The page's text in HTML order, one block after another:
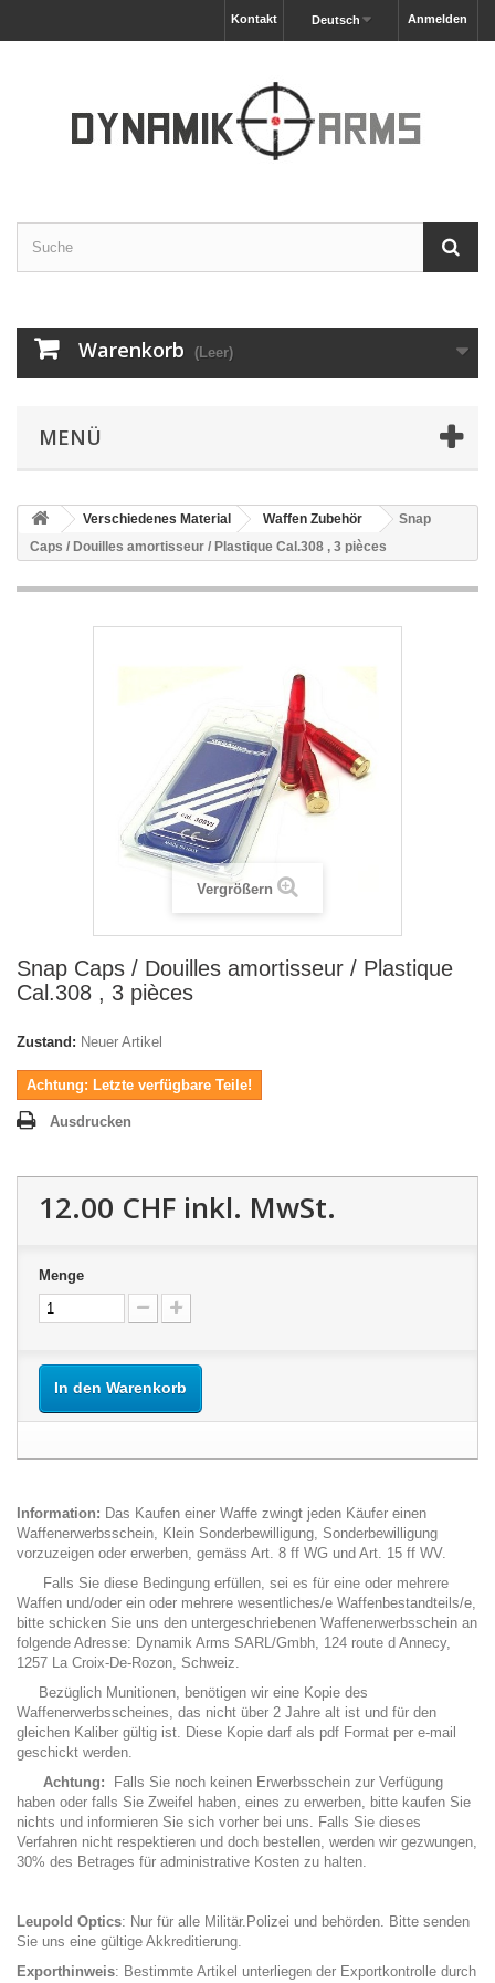
Anmelden
Deutsch
Kontakt
Warenkorb (Leer)
MENÜ
Verschiedenes Material Waffen Zubehör
Snap
Caps / Douilles amortisseur / Plastique Cal.308 , 3 pièces
Vergrößern
Snap Caps / Douilles amortisseur / Plastique
Cal.308 , 3 pièces
Zustand: Neuer Artikel
Achtung: Letzte verfügbare Teile!
Ausdrucken
12.00 CHF inkl. MwSt.
Menge
In den Warenkorb
Information: Das Kaufen einer Waffe zwingt jeden Käufer einen
Waffenerwerbsschein, Klein Sonderbewilligung, Sonderbewilligung
vorzuzeigen oder erwerben, gemäss Art. 8 ff WG und Art. 15 ff WV.
Falls Sie diese Bedingung erfüllen, sei es für eine oder mehrere
Waffen und/oder ein oder mehrere wesentliches/e Waffenbestandteils/e,
bitte schicken Sie uns den untergeschriebenen Waffenerwerbsschein an
folgende Adresse: Dynamik Arms SARL/Gmbh, 124 route d Annecy,
1257 La Croix-De-Rozon, Schweiz.
Bezüglich Munitionen, benötigen wir eine Kopie des
Waffenerwerbsscheines, das nicht über 2 Jahre alt ist und für den
gleichen Kaliber gültig ist. Diese Kopie darf als pdf Format per e-mail
geschickt werden.
Achtung: Falls Sie noch keinen Erwerbsschein zur Verfügung
haben oder falls Sie Zweifel haben, eines zu erwerben, bitte kaufen Sie
nichts und informieren Sie sich vorher bei uns. Falls Sie dieses
Verfahren nicht respektieren und doch bestellen, werden wir gezwungen,
30% des Betrages für administrative Kosten zu halten.
Leupold Optics: Nur für alle Militär.Polizei und behörden. Bitte senden
Sie uns eine gültige Akkreditierung.
Exporthinweis: Bestimmte Artikel unterliegen der Exportkontrolle durch